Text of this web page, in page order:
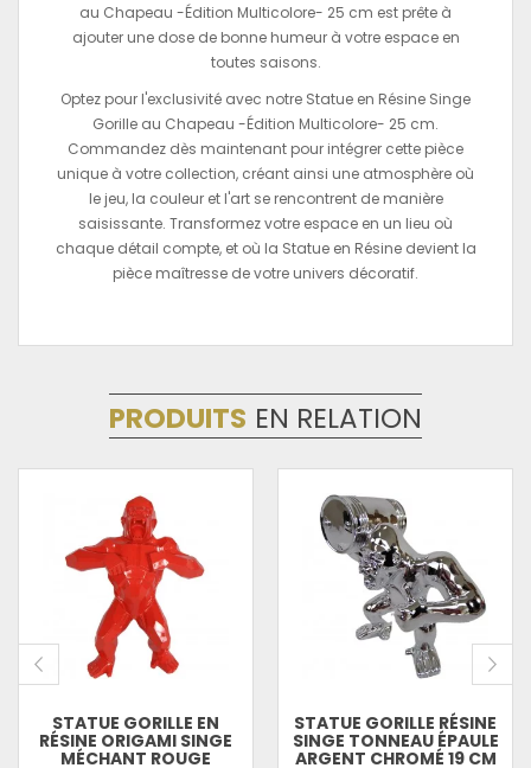
au Chapeau -Édition Multicolore- 25 cm est prête à
ajouter une dose de bonne humeur à votre espace en
toutes saisons.
Optez pour l'exclusivité avec notre Statue en Résine Singe
Gorille au Chapeau -Édition Multicolore- 25 cm.
Commandez dès maintenant pour intégrer cette pièce
unique à votre collection, créant ainsi une atmosphère où
le jeu, la couleur et l'art se rencontrent de manière
saisissante. Transformez votre espace en un lieu où
chaque détail compte, et où la Statue en Résine devient la
pièce maîtresse de votre univers décoratif.
PRODUITS EN RELATION
STATUE GORILLE EN
RÉSINE ORIGAMI SINGE
MÉCHANT ROUGE
STATUE GORILLE RÉSINE
SINGE TONNEAU ÉPAULE
ARGENT CHROMÉ 19 CM